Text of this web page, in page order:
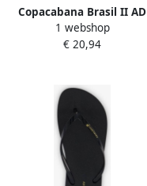
Copacabana Brasil II AD
heren teenslippers zwart
1 webshop
€ 20,94